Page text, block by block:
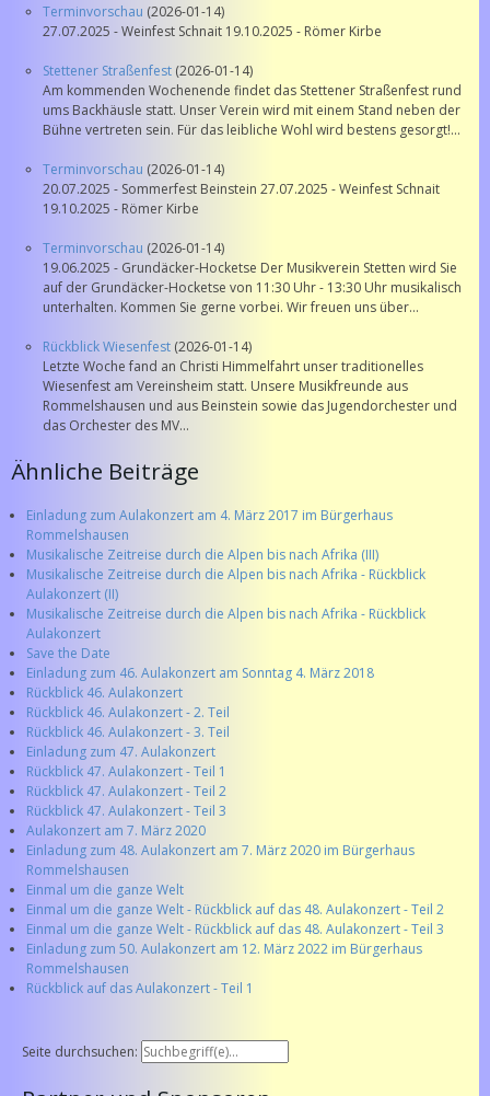
Terminvorschau (2026-01-14)
27.07.2025 - Weinfest Schnait 19.10.2025 - Römer Kirbe
Stettener Straßenfest (2026-01-14)
Am kommenden Wochenende findet das Stettener Straßenfest rund
ums Backhäusle statt. Unser Verein wird mit einem Stand neben der
Bühne vertreten sein. Für das leibliche Wohl wird bestens gesorgt!...
Terminvorschau (2026-01-14)
20.07.2025 - Sommerfest Beinstein 27.07.2025 - Weinfest Schnait
19.10.2025 - Römer Kirbe
Terminvorschau (2026-01-14)
19.06.2025 - Grundäcker-Hocketse Der Musikverein Stetten wird Sie
auf der Grundäcker-Hocketse von 11:30 Uhr - 13:30 Uhr musikalisch
unterhalten. Kommen Sie gerne vorbei. Wir freuen uns über...
Rückblick Wiesenfest (2026-01-14)
Letzte Woche fand an Christi Himmelfahrt unser traditionelles
Wiesenfest am Vereinsheim statt. Unsere Musikfreunde aus
Rommelshausen und aus Beinstein sowie das Jugendorchester und
das Orchester des MV...
Ähnliche Beiträge
Einladung zum Aulakonzert am 4. März 2017 im Bürgerhaus
Rommelshausen
Musikalische Zeitreise durch die Alpen bis nach Afrika (III)
Musikalische Zeitreise durch die Alpen bis nach Afrika - Rückblick
Aulakonzert (II)
Musikalische Zeitreise durch die Alpen bis nach Afrika - Rückblick
Aulakonzert
Save the Date
Einladung zum 46. Aulakonzert am Sonntag 4. März 2018
Rückblick 46. Aulakonzert
Rückblick 46. Aulakonzert - 2. Teil
Rückblick 46. Aulakonzert - 3. Teil
Einladung zum 47. Aulakonzert
Rückblick 47. Aulakonzert - Teil 1
Rückblick 47. Aulakonzert - Teil 2
Rückblick 47. Aulakonzert - Teil 3
Aulakonzert am 7. März 2020
Einladung zum 48. Aulakonzert am 7. März 2020 im Bürgerhaus
Rommelshausen
Einmal um die ganze Welt
Einmal um die ganze Welt - Rückblick auf das 48. Aulakonzert - Teil 2
Einmal um die ganze Welt - Rückblick auf das 48. Aulakonzert - Teil 3
Einladung zum 50. Aulakonzert am 12. März 2022 im Bürgerhaus
Rommelshausen
Rückblick auf das Aulakonzert - Teil 1
Seite durchsuchen: